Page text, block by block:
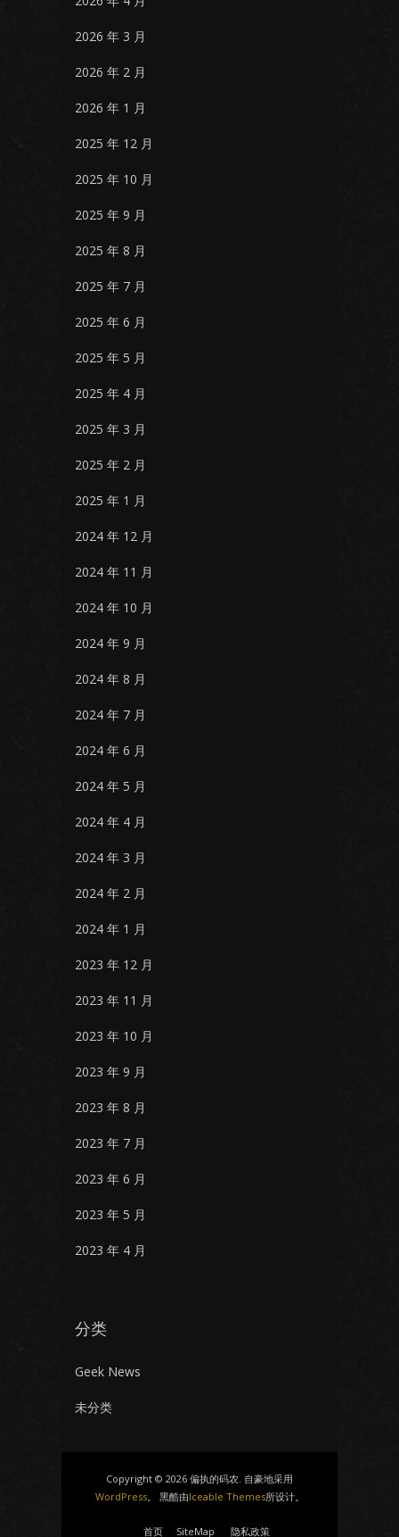
2026 年 3 月
2026 年 2 月
2026 年 1 月
2025 年 12 月
2025 年 10 月
2025 年 9 月
2025 年 8 月
2025 年 7 月
2025 年 6 月
2025 年 5 月
2025 年 4 月
2025 年 3 月
2025 年 2 月
2025 年 1 月
2024 年 12 月
2024 年 11 月
2024 年 10 月
2024 年 9 月
2024 年 8 月
2024 年 7 月
2024 年 6 月
2024 年 5 月
2024 年 4 月
2024 年 3 月
2024 年 2 月
2024 年 1 月
2023 年 12 月
2023 年 11 月
2023 年 10 月
2023 年 9 月
2023 年 8 月
2023 年 7 月
2023 年 6 月
2023 年 5 月
2023 年 4 月
分类
Geek News
未分类
Copyright © 2026 偏执的码农. 自豪地采用
WordPress。 黑酷由Iceable Themes所设计。
首页 SiteMap 隐私政策